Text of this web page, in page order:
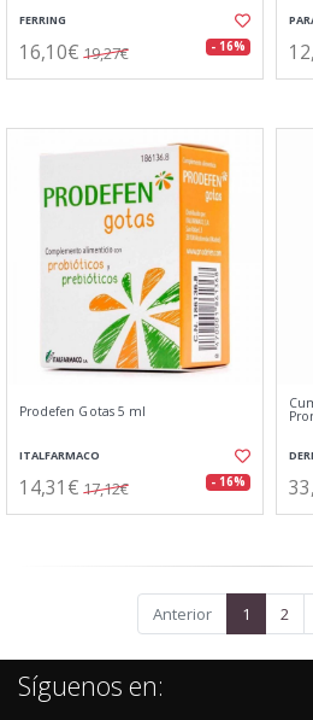
FERRING
16,10€ 19,27€ - 16%
Prodefen Gotas 5 ml
ITALFARMACO
14,31€ 17,12€ - 16%
Anterior 1 2
Síguenos en: